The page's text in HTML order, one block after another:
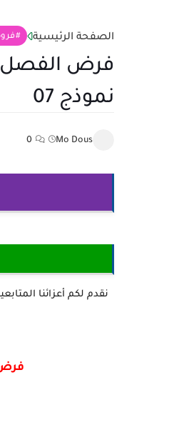
الصفحة الرئيسية
فرض الفصل
نموذج 07
Mo Dous
0
فرض